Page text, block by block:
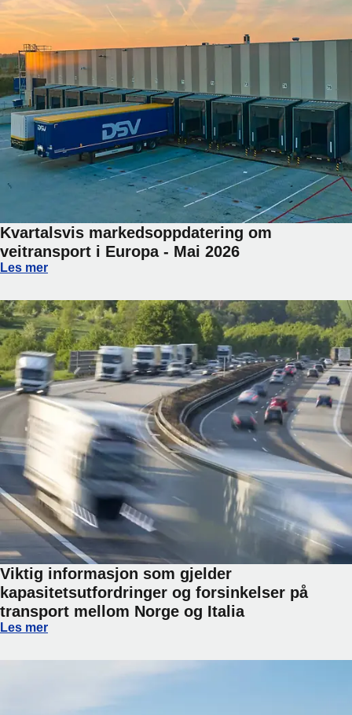
Kvartalsvis markedsoppdatering om
veitransport i Europa - Mai 2026
Kvartalsvis markedsoppdatering om veitransport i Europa -
Les mer
Viktig informasjon som gjelder
kapasitetsutfordringer og forsinkelser på
transport mellom Norge og Italia
Viktig informasjon som gjelder kapasitetsutfordringer og
Les mer